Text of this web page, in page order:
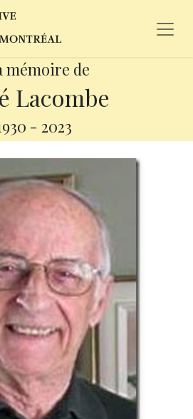
mémoire de
Lacombe
- 2023